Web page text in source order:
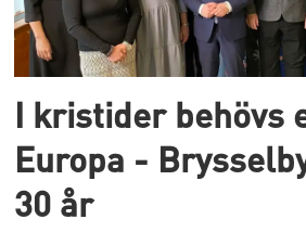
I kristider behövs
Europa -
30 år